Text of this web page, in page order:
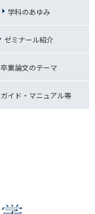
学科のあゆみ
ゼミナール紹介
卒業論文のテーマ
イド・マニュアル等